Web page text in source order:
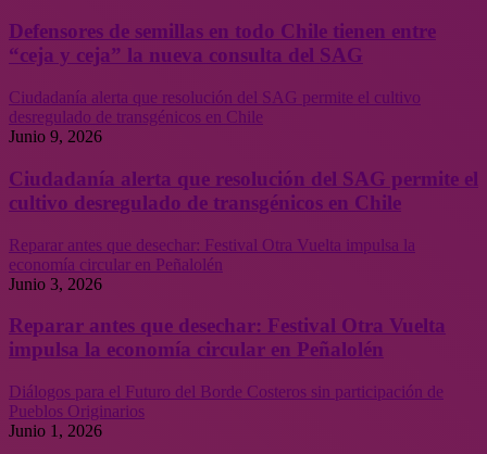
Defensores de semillas en todo Chile tienen entre
“ceja y ceja” la nueva consulta del SAG
Ciudadanía alerta que resolución del SAG permite el cultivo
desregulado de transgénicos en Chile
Junio 9, 2026
Ciudadanía alerta que resolución del SAG permite el
cultivo desregulado de transgénicos en Chile
Reparar antes que desechar: Festival Otra Vuelta impulsa la
economía circular en Peñalolén
Junio 3, 2026
Reparar antes que desechar: Festival Otra Vuelta
impulsa la economía circular en Peñalolén
Diálogos para el Futuro del Borde Costeros sin participación de
Pueblos Originarios
Junio 1, 2026